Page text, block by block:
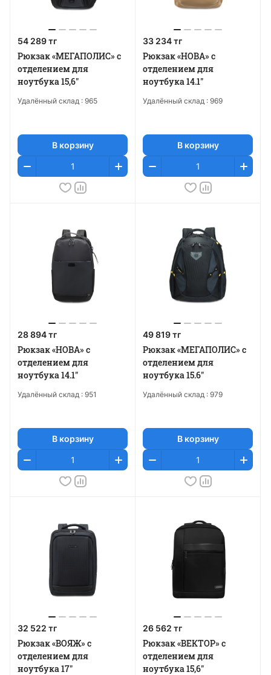
54 289 тг
Рюкзак «МЕГАПОЛИС» с
отделением для
ноутбука 15,6"
Удалённый склад : 965
В корзину
33 234 тг
Рюкзак «НОВА» с
отделением для
ноутбука 14.1"
Удалённый склад : 969
В корзину
28 894 тг
Рюкзак «НОВА» с
отделением для
ноутбука 14.1"
Удалённый склад : 951
В корзину
49 819 тг
Рюкзак «МЕГАПОЛИС» с
отделением для
ноутбука 15.6"
Удалённый склад : 979
В корзину
32 522 тг
Рюкзак «ВОЯЖ» с
отделением для
ноутбука 17"
26 562 тг
Рюкзак «ВЕКТОР» с
отделением для
ноутбука 15,6"